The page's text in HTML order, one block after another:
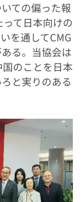
ての偏った報
て日本向けの
を通してCMG
る。当協会は
のことを日本
と実りのある